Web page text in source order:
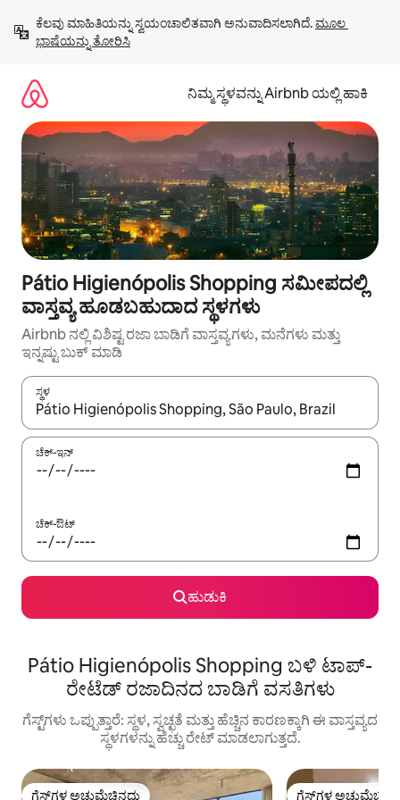
ಹೋಗಿ
ಕೆಲವು ಮಾಹಿತಿಯನ್ನು ಸ್ವಯಂಚಾಲಿತವಾಗಿ ಅನುವಾದಿಸಲಾಗಿದೆ. ಮೂಲ
ಭಾಷೆಯನ್ನು ತೋರಿಸಿ
ನಿಮ್ಮ ಸ್ಥಳವನ್ನು Airbnb ಯಲ್ಲಿ ಹಾಕಿ
Pátio Higienópolis Shopping ಸಮೀಪದಲ್ಲಿ
ವಾಸ್ತವ್ಯ ಹೂಡಬಹುದಾದ ಸ್ಥಳಗಳು
Airbnb ನಲ್ಲಿ ವಿಶಿಷ್ಟ ರಜಾ ಬಾಡಿಗೆ ವಾಸ್ತವ್ಯಗಳು, ಮನೆಗಳು ಮತ್ತು
ಇನ್ನಷ್ಟು ಬುಕ್ ಮಾಡಿ
ಸ್ಥಳ
ಫಲಿತಾಂಶಗಳು ಲಭ್ಯವಿರುವಾಗ, ಅಪ್ ಮತ್ತು ಡೌನ್ ಬಾಣದ ಕೀಲಿಗಳೊಂದಿಗೆ
ಚೆಕ್-ಇನ್
ಚೆಕ್-ಔಟ್
ಹುಡುಕಿ
Pátio Higienópolis Shopping ಬಳಿ ಟಾಪ್-
ರೇಟೆಡ್ ರಜಾದಿನದ ಬಾಡಿಗೆ ವಸತಿಗಳು
ಗೆಸ್ಟ್‌ಗಳು ಒಪ್ಪುತ್ತಾರೆ: ಸ್ಥಳ, ಸ್ವಚ್ಛತೆ ಮತ್ತು ಹೆಚ್ಚಿನ ಕಾರಣಕ್ಕಾಗಿ ಈ ವಾಸ್ತವ್ಯದ
ಸ್ಥಳಗಳನ್ನು ಹೆಚ್ಚು ರೇಟ್ ಮಾಡಲಾಗುತ್ತದೆ.
ಗೆಸ್ಟ್‌ಗಳ ಅಚ್ಚುಮೆಚ್ಚಿನದು ಗೆಸ್ಟ್‌ಗಳ